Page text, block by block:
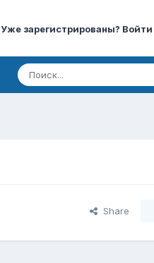
Уже зарегистрированы? Войти
Share